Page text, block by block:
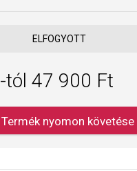
ELFOGYOTT
-tól 47 900 Ft
Termék nyomon követése